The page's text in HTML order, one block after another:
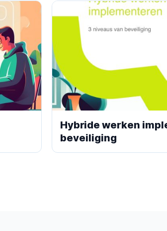
Hybride werken
beveiliging